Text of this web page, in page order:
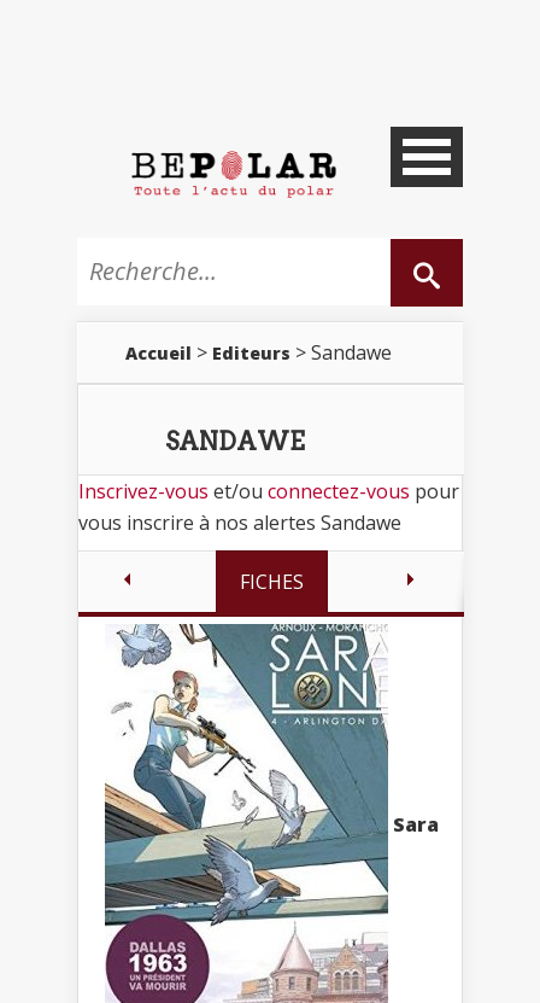
Accueil > Editeurs > Sandawe
SANDAWE
Inscrivez-vous et/ou connectez-vous pour
vous inscrire à nos alertes Sandawe
FICHES
Sara